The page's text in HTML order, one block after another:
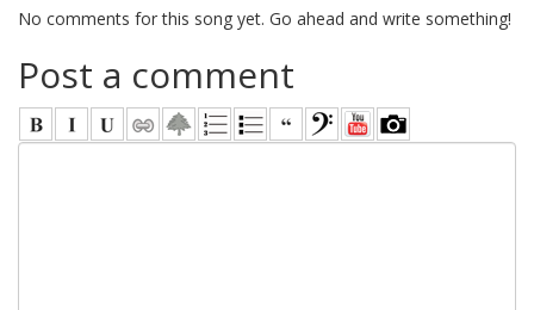
No comments for this song yet. Go ahead and write something!
Post a comment